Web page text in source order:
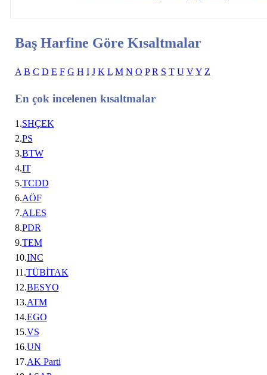
Baş Harfine Göre Kısaltmalar
A B C D E F G H I J K L M N O P R S T U V Y Z
En çok incelenen kısaltmalar
1.SHÇEK
2.PS
3.BTW
4.IT
5.TCDD
6.AÖF
7.ALES
8.PDR
9.TEM
10.INC
11.TÜBİTAK
12.BESYO
13.ATM
14.EGO
15.VS
16.UN
17.AK Parti